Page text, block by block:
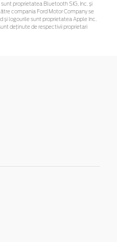
proprietatea Bluetooth SIG, Inc. și
compania Ford Motor Company se
și logourile sunt proprietatea Apple Inc.
deținute de respectivii proprietari